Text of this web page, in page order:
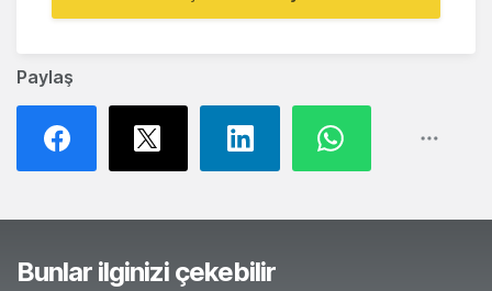
Paylaş
Bunlar ilginizi çekebilir